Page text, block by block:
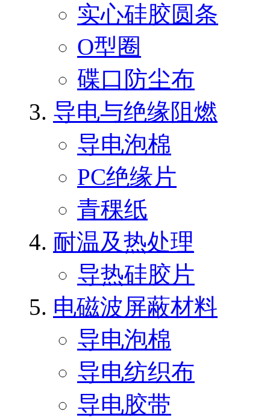
实心硅胶圆条
O型圈
碟口防尘布
导电与绝缘阻燃
导电泡棉
PC绝缘片
青稞纸
耐温及热处理
导热硅胶片
电磁波屏蔽材料
导电泡棉
导电纺织布
导电胶带